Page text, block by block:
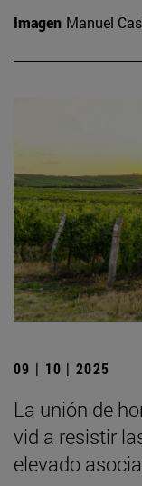
Imagen Manuel
09 | 10 | 2025
La unión de
vid a resistir
elevado